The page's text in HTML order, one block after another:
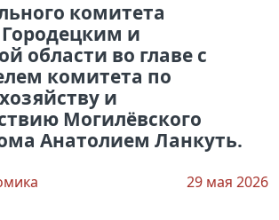
комитета
и
области во главе с
комитета по
и
Могилёвского
Анатолием Ланкуть.
29 мая 2026